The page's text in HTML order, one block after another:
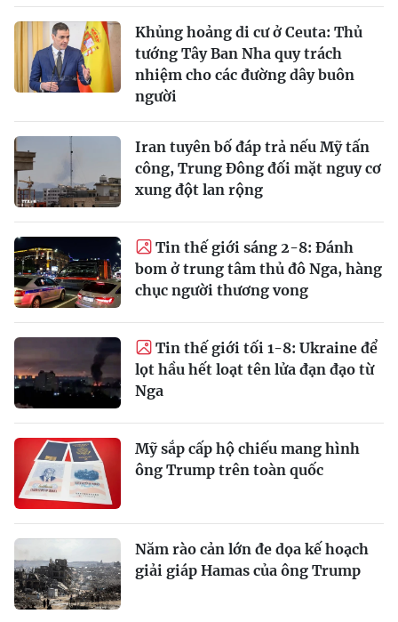
Khủng hoảng di cư ở Ceuta: Thủ
tướng Tây Ban Nha quy trách
nhiệm cho các đường dây buôn
người
Iran tuyên bố đáp trả nếu Mỹ tấn
công, Trung Đông đối mặt nguy cơ
xung đột lan rộng
Tin thế giới sáng 2-8: Đánh
bom ở trung tâm thủ đô Nga, hàng
chục người thương vong
Tin thế giới tối 1-8: Ukraine để
lọt hầu hết loạt tên lửa đạn đạo từ
Nga
Mỹ sắp cấp hộ chiếu mang hình
ông Trump trên toàn quốc
Năm rào cản lớn đe dọa kế hoạch
giải giáp Hamas của ông Trump